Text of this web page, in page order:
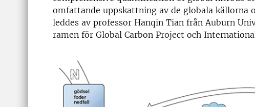
omfattande uppskattning av de globala källorna
leddes av professor Hanqin Tian från Auburn
ramen för Global Carbon Project och